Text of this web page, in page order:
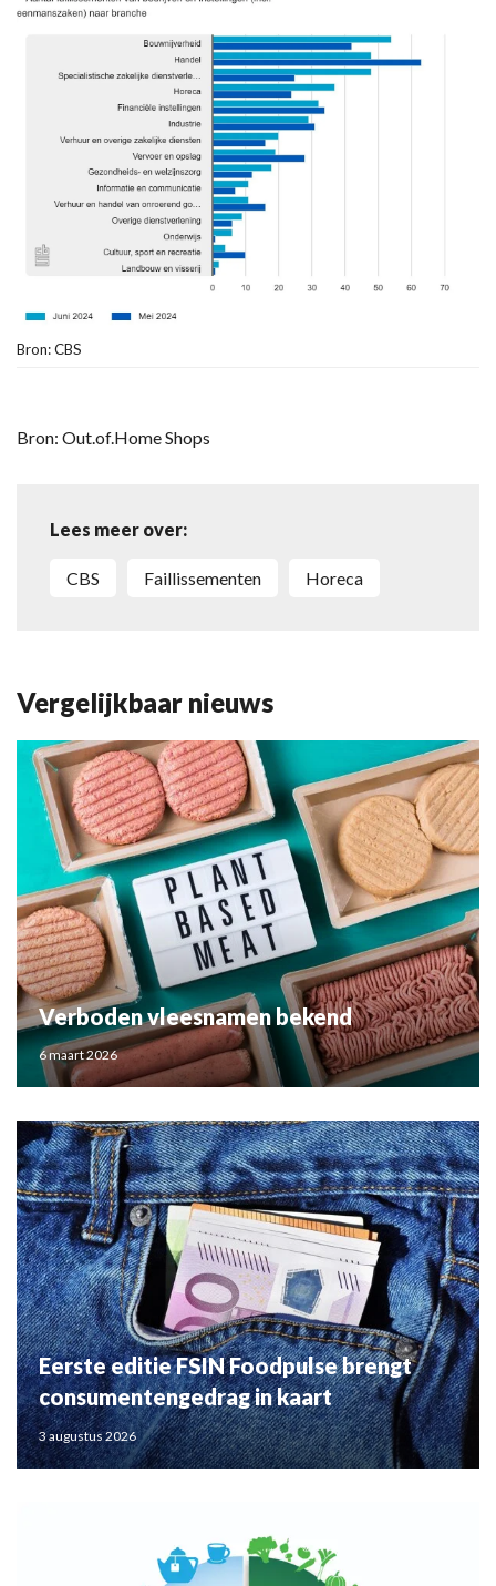
Bron: CBS
Bron: Out.of.Home Shops
Lees meer over:
CBS faillissementen horeca
Vergelijkbaar nieuws
Verboden vleesnamen bekend
6 maart 2026
Eerste editie FSIN Foodpulse brengt
consumentengedrag in kaart
3 augustus 2026